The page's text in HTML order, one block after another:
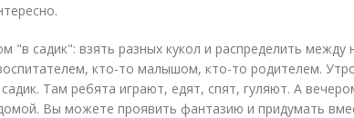
"в садик": взять разных кукол и распределить между
кто-то малышом, кто-то родителем.
Там ребята играют, едят, спят, гуляют. А
Вы можете проявить фантазию и придумать